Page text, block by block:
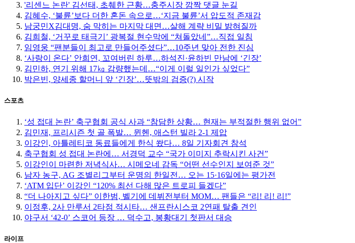
'리센느 논란' 김선태, 초췌한 근황…충주시장 깜짝 댓글 눈길
김혜수, ‘불륜’보다 더한 혼돈 속으로…‘지금 불륜’서 압도적 존재감
남궁민X김대명, 숨 막히는 마지막 대면…살해 계략 비밀 밝혀질까
김희철, ‘거꾸로 태극기’ 광복절 현수막에 “쳐돌았네”…직접 일침
임영웅 “팬분들이 최고로 만들어주셨다”…10주년 맞아 전한 진심
‘사랑이 온다’ 안희연, 꼬여버린 하루…하석진·윤하빈 만남에 ‘긴장’
김민하, 연기 위해 17㎏ 감량했는데…“이게 이럴 일인가 싶었다”
박은빈, 양세종 할머니 앞 ‘긴장’…뜻밖의 검증(?) 시작
스포츠
‘성 접대 논란’ 축구협회 공식 사과 “참담한 상황… 현재는 부적절한 행위 없어”
김민재, 프리시즌 첫 골 폭발… 뮌헨, 애스턴 빌라 2-1 제압
이강인, 아틀레티코 동료들에게 한식 쐈다… 8일 기자회견 참석
축구협회 성 접대 논란에… 서경덕 교수 “국가 이미지 추락시킨 사건”
이강인이 마련한 저녁식사… 시메오네 감독 “어떤 선수인지 보여준 것”
남자 농구, AG 조별리그부터 운명의 한일전… 오는 15·16일에는 평가전
‘ATM 입단’ 이강인 “120% 최선 다해 많은 트로피 들겠다”
“더 나아지고 싶다” 이한범, 벨기에 데뷔전부터 MOM… 팬들은 “리! 리! 리!”
이정후, 2사 만루서 2타점 적시타… 샌프란시스코 2연패 탈출 견인
야구서 ‘42-0’ 스코어 등장 … 덕수고, 봉황대기 첫판서 대승
라이프